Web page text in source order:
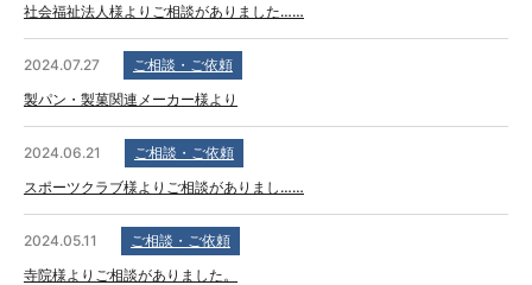
社会福祉法人様よりご相談がありました……
2024.07.27
ご相談・ご依頼
製パン・製菓関連メーカー様より
2024.06.21
ご相談・ご依頼
スポーツクラブ様よりご相談がありまし……
2024.05.11
ご相談・ご依頼
寺院様よりご相談がありました。